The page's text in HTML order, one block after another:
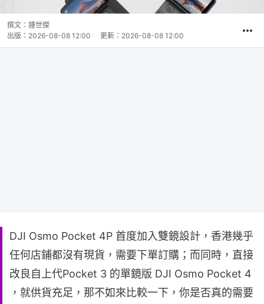
撰文： 鍾世傑
出版： 2026-08-08 12:00 更新： 2026-08-08 12:00
DJI Osmo Pocket 4P 首度加入雙鏡設計，香港幾乎
任何店鋪都沒有現貨，需要下單訂購；而同時，直接
改良自上代Pocket 3 的單鏡版 DJI Osmo Pocket 4
，就供貨充足，那不如來比較一下，你是否真的需要